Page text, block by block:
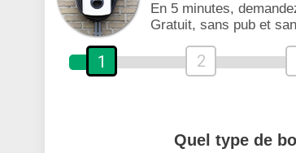
En 5 minutes,
Gratuit, sans pub et
1 2
Quel type de